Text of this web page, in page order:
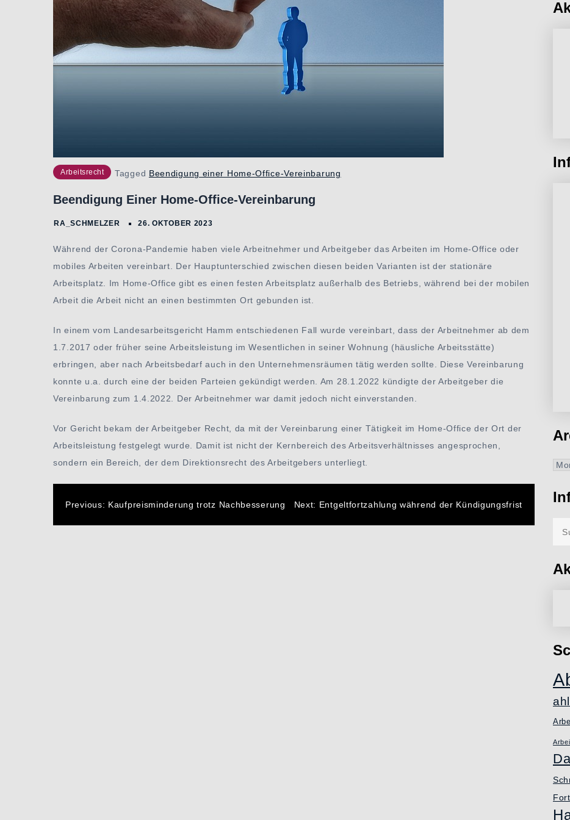
Arbeitsrecht Tagged Beendigung einer Home-Office-Vereinbarung
Beendigung Einer Home-Office-Vereinbarung
Während der Corona-Pandemie haben viele Arbeitnehmer und Arbeitgeber das Arbeiten im Home-Office oder
mobiles Arbeiten vereinbart. Der Hauptunterschied zwischen diesen beiden Varianten ist der stationäre
Arbeitsplatz. Im Home-Office gibt es einen festen Arbeitsplatz außerhalb des Betriebs, während bei der mobilen
Arbeit die Arbeit nicht an einen bestimmten Ort gebunden ist.
In einem vom Landesarbeitsgericht Hamm entschiedenen Fall wurde vereinbart, dass der Arbeitnehmer ab dem
1.7.2017 oder früher seine Arbeitsleistung im Wesentlichen in seiner Wohnung (häusliche Arbeitsstätte)
erbringen, aber nach Arbeitsbedarf auch in den Unternehmensräumen tätig werden sollte. Diese Vereinbarung
konnte u.a. durch eine der beiden Parteien gekündigt werden. Am 28.1.2022 kündigte der Arbeitgeber die
Vereinbarung zum 1.4.2022. Der Arbeitnehmer war damit jedoch nicht einverstanden.
Vor Gericht bekam der Arbeitgeber Recht, da mit der Vereinbarung einer Tätigkeit im Home-Office der Ort der
Arbeitsleistung festgelegt wurde. Damit ist nicht der Kernbereich des Arbeitsverhältnisses angesprochen,
sondern ein Bereich, der dem Direktionsrecht des Arbeitgebers unterliegt.
Beitragsnavigation
Previous: Kaufpreisminderung trotz Nachbesserung Next: Entgeltfortzahlung während der Kündigungsfrist